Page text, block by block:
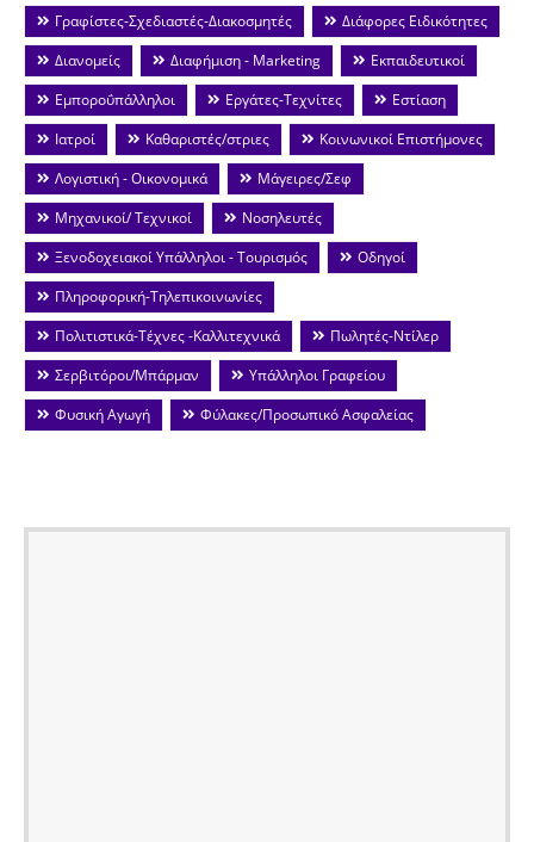
Γραφίστες-Σχεδιαστές-Διακοσμητές
Διάφορες Ειδικότητες
Διανομείς
Διαφήμιση - Marketing
Εκπαιδευτικοί
Εμποροΰπάλληλοι
Εργάτες-Τεχνίτες
Εστίαση
Ιατροί
Καθαριστές/στριες
Κοινωνικοί Επιστήμονες
Λογιστική - Οικονομικά
Μάγειρες/Σεφ
Μηχανικοί/ Τεχνικοί
Νοσηλευτές
Ξενοδοχειακοί Υπάλληλοι - Τουρισμός
Οδηγοί
Πληροφορική-Τηλεπικοινωνίες
Πολιτιστικά-Τέχνες -Καλλιτεχνικά
Πωλητές-Ντίλερ
Σερβιτόροι/Μπάρμαν
Υπάλληλοι Γραφείου
Φυσική Αγωγή
Φύλακες/Προσωπικό Ασφαλείας